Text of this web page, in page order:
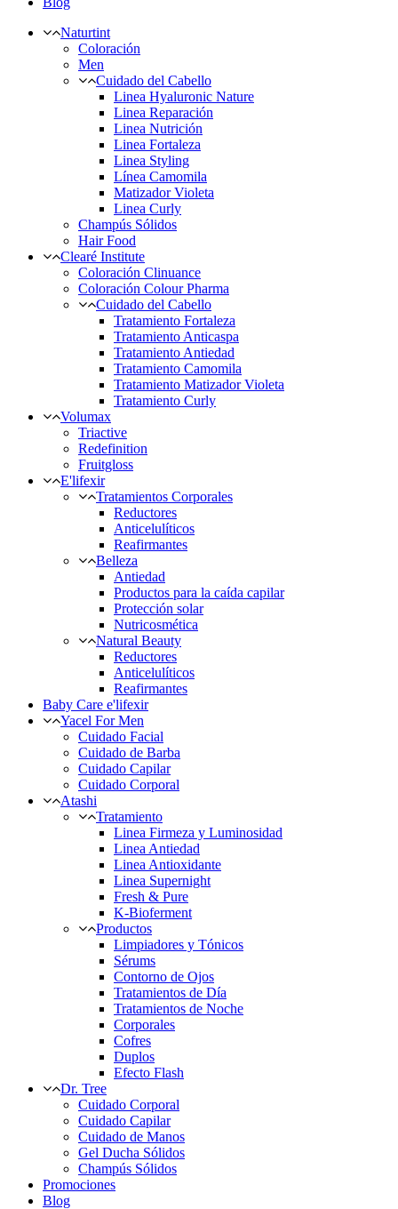
Naturtint
Coloración
Men
Cuidado del Cabello
Linea Hyaluronic Nature
Linea Reparación
Linea Nutrición
Linea Fortaleza
Linea Styling
Línea Camomila
Matizador Violeta
Linea Curly
Champús Sólidos
Hair Food
Clearé Institute
Coloración Clinuance
Coloración Colour Pharma
Cuidado del Cabello
Tratamiento Fortaleza
Tratamiento Anticaspa
Tratamiento Antiedad
Tratamiento Camomila
Tratamiento Matizador Violeta
Tratamiento Curly
Volumax
Triactive
Redefinition
Fruitgloss
E'lifexir
Tratamientos Corporales
Reductores
Anticelulíticos
Reafirmantes
Belleza
Antiedad
Productos para la caída capilar
Protección solar
Nutricosmética
Natural Beauty
Reductores
Anticelulíticos
Reafirmantes
Baby Care e'lifexir
Yacel For Men
Cuidado Facial
Cuidado de Barba
Cuidado Capilar
Cuidado Corporal
Atashi
Tratamiento
Linea Firmeza y Luminosidad
Linea Antiedad
Linea Antioxidante
Linea Supernight
Fresh & Pure
K-Bioferment
Productos
Limpiadores y Tónicos
Sérums
Contorno de Ojos
Tratamientos de Día
Tratamientos de Noche
Corporales
Cofres
Duplos
Efecto Flash
Dr. Tree
Cuidado Corporal
Cuidado Capilar
Cuidado de Manos
Gel Ducha Sólidos
Champús Sólidos
Promociones
Blog